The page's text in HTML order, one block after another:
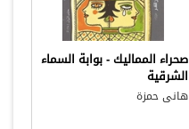
صحراء المماليك - بوابة السماء
الشرقية
هانى حمزة